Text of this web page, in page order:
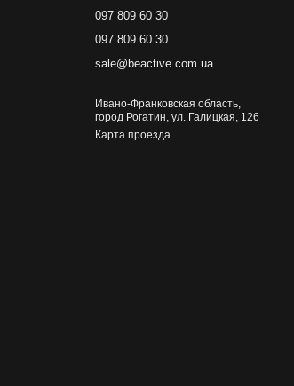
097 809 60 30
097 809 60 30
sale@beactive.com.ua
Ивано-Франковская область,
город Рогатин, ул. Галицкая, 126
Карта проезда